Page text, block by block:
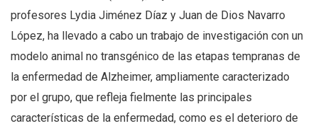
profesores Lydia Jiménez Díaz y Juan de Dios Navarro
López, ha llevado a cabo un trabajo de investigación con un
modelo animal no transgénico de las etapas tempranas de
la enfermedad de Alzheimer, ampliamente caracterizado
por el grupo, que refleja fielmente las principales
características de la enfermedad, como es el deterioro de